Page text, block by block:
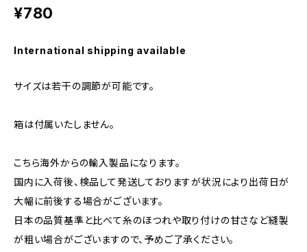
¥780
International shipping available
サイズは若干の調節が可能です。
箱は付属いたしません。
こちら海外からの輸入製品になります。
国内に入荷後、検品して発送しておりますが状況により出荷日が
大幅に前後する場合がございます。
日本の品質基準と比べて糸のほつれや取り付けの甘さなど縫製
が粗い場合がございますので、予めご了承ください。